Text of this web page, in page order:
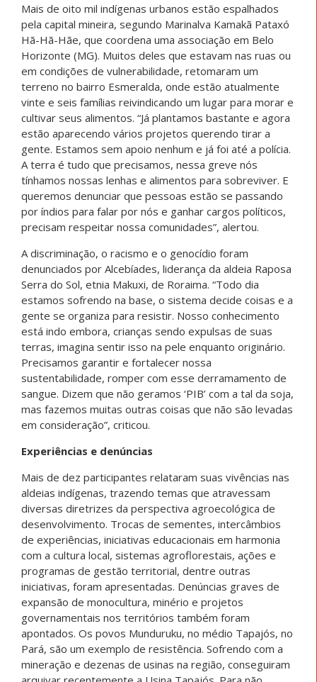
Mais de oito mil indígenas urbanos estão espalhados
pela capital mineira, segundo Marinalva Kamakã Pataxó
Hã-Hã-Hãe, que coordena uma associação em Belo
Horizonte (MG). Muitos deles que estavam nas ruas ou
em condições de vulnerabilidade, retomaram um
terreno no bairro Esmeralda, onde estão atualmente
vinte e seis famílias reivindicando um lugar para morar e
cultivar seus alimentos. “Já plantamos bastante e agora
estão aparecendo vários projetos querendo tirar a
gente. Estamos sem apoio nenhum e já foi até a polícia.
A terra é tudo que precisamos, nessa greve nós
tínhamos nossas lenhas e alimentos para sobreviver. E
queremos denunciar que pessoas estão se passando
por índios para falar por nós e ganhar cargos políticos,
precisam respeitar nossa comunidades”, alertou.
A discriminação, o racismo e o genocídio foram
denunciados por Alcebíades, liderança da aldeia Raposa
Serra do Sol, etnia Makuxi, de Roraima. “Todo dia
estamos sofrendo na base, o sistema decide coisas e a
gente se organiza para resistir. Nosso conhecimento
está indo embora, crianças sendo expulsas de suas
terras, imagina sentir isso na pele enquanto originário.
Precisamos garantir e fortalecer nossa
sustentabilidade, romper com esse derramamento de
sangue. Dizem que não geramos ‘PIB’ com a tal da soja,
mas fazemos muitas outras coisas que não são levadas
em consideração”, criticou.
Experiências e denúncias
Mais de dez participantes relataram suas vivências nas
aldeias indígenas, trazendo temas que atravessam
diversas diretrizes da perspectiva agroecológica de
desenvolvimento. Trocas de sementes, intercâmbios
de experiências, iniciativas educacionais em harmonia
com a cultura local, sistemas agroflorestais, ações e
programas de gestão territorial, dentre outras
iniciativas, foram apresentadas. Denúncias graves de
expansão de monocultura, minério e projetos
governamentais nos territórios também foram
apontados. Os povos Munduruku, no médio Tapajós, no
Pará, são um exemplo de resistência. Sofrendo com a
mineração e dezenas de usinas na região, conseguiram